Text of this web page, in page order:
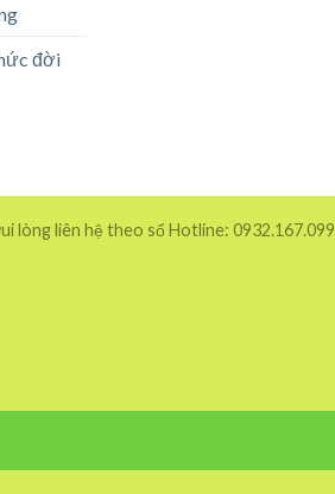
đời
lòng liên hệ theo số Hotline: 0932.167.099